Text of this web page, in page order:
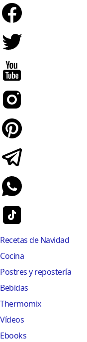
Recetas de Navidad
Cocina
Postres y repostería
Bebidas
Thermomix
Vídeos
Ebooks